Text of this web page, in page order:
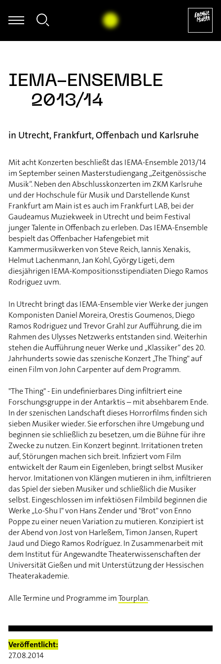
Kasakawa - Heinz Holliger: Souvenir trémaësques (excerpt)
IEMA-ENSEMBLE
2013/14
in Utrecht, Frankfurt, Offenbach und Karlsruhe
Veröffentlicht:
27.08.2014
Mit acht Konzerten beschließt das IEMA-Ensemble 2013/14
im September seinen Masterstudiengang „Zeitgenössische
Musik“. Neben den Abschlusskonzerten im ZKM Karlsruhe
und der Hochschule für Musik und Darstellende Kunst
Frankfurt am Main ist es auch im Frankfurt LAB, bei der
Gaudeamus Muziekweek in Utrecht und beim Festival
junger Talente in Offenbach zu erleben. Das IEMA-Ensemble
bespielt das Offenbacher Hafengebiet mit
Kammermusikwerken von Steve Reich, Iannis Xenakis,
Helmut Lachenmann, Jan Kohl, György Ligeti, dem
diesjährigen IEMA-Kompositionsstipendiaten Diego Ramos
Rodriguez uvm.
In Utrecht bringt das IEMA-Ensemble vier Werke der jungen
Komponisten Daniel Moreira, Orestis Goumenos, Diego
Ramos Rodriguez und Trevor Grahl zur Aufführung, die im
Rahmen des Ulysses Netzwerks entstanden sind. Weiterhin
stehen die Aufführung neuer Werke und „Klassiker“ des 20.
Jahrhunderts sowie das szenische Konzert „The Thing" auf
einen Film von John Carpenter auf dem Programm.
"The Thing" - Ein undefinierbares Ding infiltriert eine
Forschungsgruppe in der Antarktis – mit absehbarem Ende.
In der szenischen Landschaft dieses Horrorfilms finden sich
sieben Musiker wieder. Sie erforschen ihre Umgebung und
beginnen sie schließlich zu besetzen, um die Bühne für ihre
Zwecke zu nutzen. Ein Konzert beginnt. Irritationen treten
auf, Störungen machen sich breit. Infiziert vom Film
entwickelt der Raum ein Eigenleben, bringt selbst Musiker
hervor. Imitationen von Klängen mutieren in ihm, infiltrieren
das Spiel der sieben Musiker und schließlich die Musiker
selbst. Eingeschlossen im infektiösen Filmbild beginnen die
Werke „Lo-Shu I" von Hans Zender und "Brot" von Enno
Poppe zu einer neuen Variation zu mutieren. Konzipiert ist
der Abend von Jost von Harleßem, Timon Jansen, Rupert
Jaud und Diego Ramos Rodríguez. In Zusammenarbeit mit
dem Institut für Angewandte Theaterwissenschaften der
Universität Gießen und mit Unterstützung der Hessischen
Theaterakademie.
Alle Termine und Programme imTourplan.